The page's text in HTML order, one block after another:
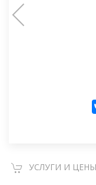
УСЛУГИ И ЦЕНЫ